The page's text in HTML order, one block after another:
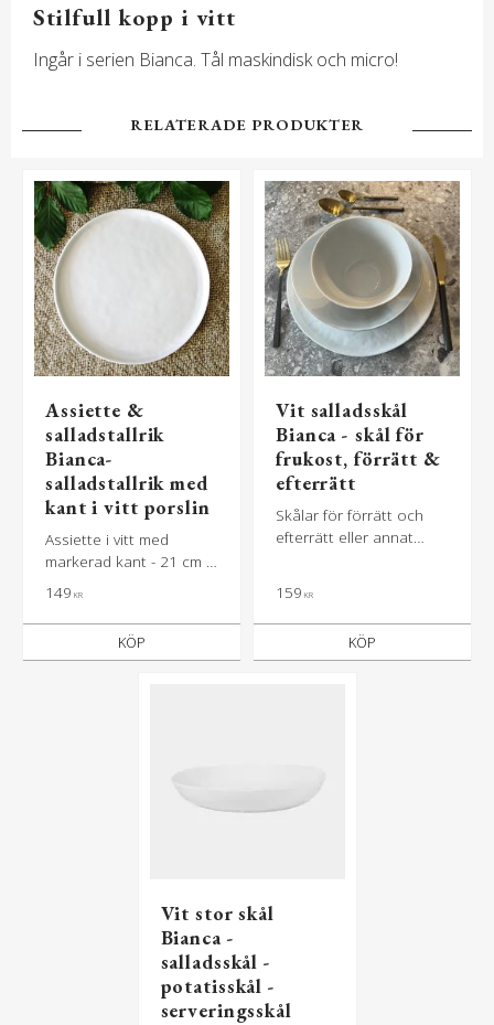
Stilfull kopp i vitt
Ingår i serien Bianca. Tål maskindisk och micro!
RELATERADE PRODUKTER
Assiette &
salladstallrik
Bianca-
salladstallrik med
kant i vitt porslin
Assiette i vitt med
markerad kant - 21 cm i
149 KR
KÖP
Vit salladsskål
Bianca - skål för
frukost, förrätt &
efterrätt
Skålar för förrätt och
efterrätt eller annat
159 KR
KÖP
Vit stor skål
Bianca -
salladsskål -
potatisskål -
serveringsskål